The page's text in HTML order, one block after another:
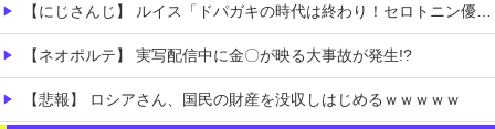
【にじさんじ】 ルイス「ドパガキの時代は終わり！セロトニン優位のセロガキなるわよ！ンンンきんもちいい〜〜！！ドパドパドパ」【雀魂】
【ネオポルテ】 実写配信中に金〇が映る大事故が発生!?
【悲報】 ロシアさん、国民の財産を没収しはじめるｗｗｗｗｗ